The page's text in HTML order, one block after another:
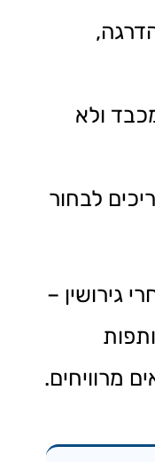
ולא
לבחור
גירושין –
מרוויחים.